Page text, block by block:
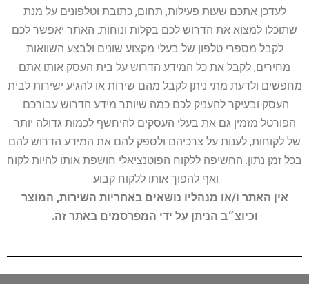
לעדכן אתכם שעות פעילות, תחום, כתובת וטלפונים על מנת
שתוכלו למצוא את הדרוש לכם בקלות ונוחות. האתר יאפשר לכם
לקבל מספרי טלפון של בעלי מקצוע שונים ולבצע השוואות
מחירים, לקבל את כל המידע הדרוש על בית העסק אותו אתם
מחפשים ולדעת מתי ניתן לקבל מהם שירות או להגיע ישירות לבית
העסק ובעיקר להעניק לכם כמה שיותר מידע הדרוש עבורכם.
הפורטל מזמין גם את בעלי העסקים להיחשף לכמות גדולה יותר
של לקוחות, לענות על צרכיהם ולספק להם את המידע הדרוש להם
בכל זמן נתון. החשיפה ללקוח הפוטנציאלי חושפת אותו להיות לקוח
ואף להפוך אותו ללקוח קבוע.
אין האתר ו/או מנהליו נושאים באחריות השירות, המוצר
וכיוצ״ב הניתן על ידי המפרסמים באתר זה.